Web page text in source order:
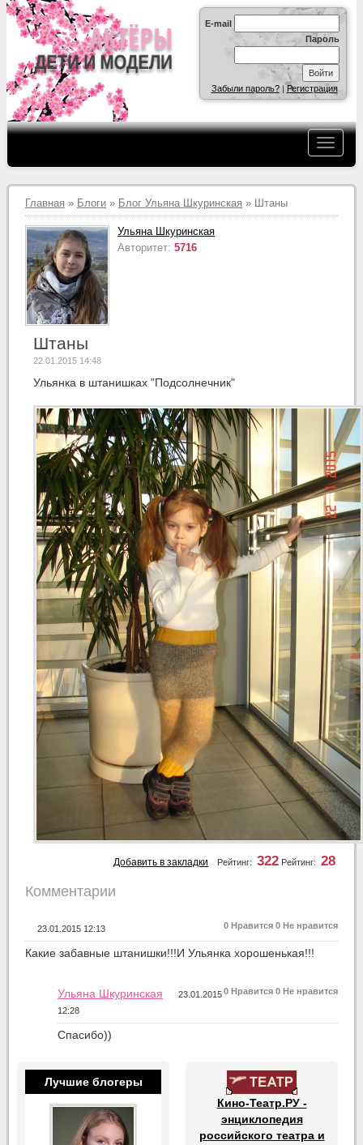
E-mail
Пароль
Забыли пароль?|Регистрация
Главная » Блоги » Блог Ульяна Шкуринская » Штаны
Ульяна Шкуринская
Авторитет: 5716
Штаны
22.01.2015 14:48
Ульянка в штанишках "Подсолнечник"
Рейтинг: 28
Рейтинг: 322
Добавить в закладки
Комментарии
0 Нравится 0 Не нравится
23.01.2015 12:13
Какие забавные штанишки!!!И Ульянка хорошенькая!!!
0 Нравится 0 Не нравится
Ульяна Шкуринская
23.01.2015
12:28
Спасибо))
Лучшие блогеры
Кино-Театр.РУ -
энциклопедия
российского театра и